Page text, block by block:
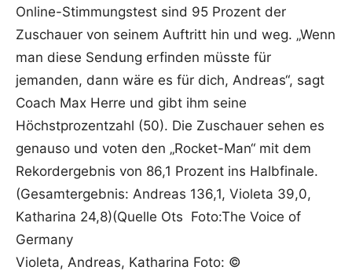
Online-Stimmungstest sind 95 Prozent der
Zuschauer von seinem Auftritt hin und weg. „Wenn
man diese Sendung erfinden müsste für
jemanden, dann wäre es für dich, Andreas“, sagt
Coach Max Herre und gibt ihm seine
Höchstprozentzahl (50). Die Zuschauer sehen es
genauso und voten den „Rocket-Man“ mit dem
Rekordergebnis von 86,1 Prozent ins Halbfinale.
(Gesamtergebnis: Andreas 136,1, Violeta 39,0,
Katharina 24,8)(Quelle Ots Foto:The Voice of
Germany
Violeta, Andreas, Katharina Foto: ©